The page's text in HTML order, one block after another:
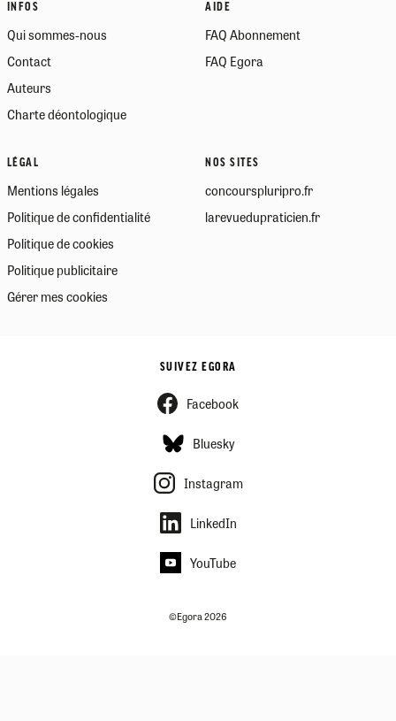
INFOS
Qui sommes-nous
Contact
Auteurs
Charte déontologique
AIDE
FAQ Abonnement
FAQ Egora
LÉGAL
Mentions légales
Politique de confidentialité
Politique de cookies
Politique publicitaire
Gérer mes cookies
NOS SITES
concourspluripro.fr
larevuedupraticien.fr
SUIVEZ EGORA
Facebook
Bluesky
Instagram
LinkedIn
YouTube
©Egora 2026